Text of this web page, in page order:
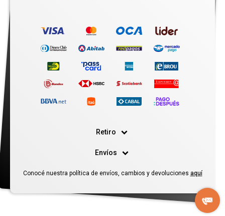
Retiro
Envíos
Conocé nuestra política de envíos, cambios y devoluciones aquí